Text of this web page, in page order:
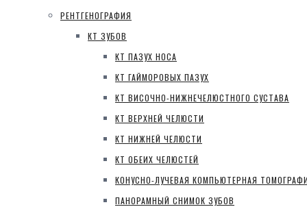
РЕНТГЕНОГРАФИЯ
КТ ЗУБОВ
КТ ПАЗУХ НОСА
КТ ГАЙМОРОВЫХ ПАЗУХ
КТ ВИСОЧНО-НИЖНЕЧЕЛЮСТНОГО СУСТАВА
КТ ВЕРХНЕЙ ЧЕЛЮСТИ
КТ НИЖНЕЙ ЧЕЛЮСТИ
КТ ОБЕИХ ЧЕЛЮСТЕЙ
КОНУСНО-ЛУЧЕВАЯ КОМПЬЮТЕРНАЯ
ПАНОРАМНЫЙ СНИМОК ЗУБОВ